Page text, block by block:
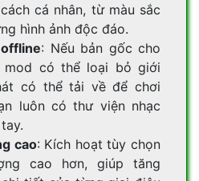
cá nhân, từ màu sắc
hình ảnh độc đáo.
: Nếu bản gốc cho
mod có thể loại bỏ giới
có thể tải về để chơi
luôn có thư viện nhạc
cao: Kích hoạt tùy chọn
cao hơn, giúp tăng